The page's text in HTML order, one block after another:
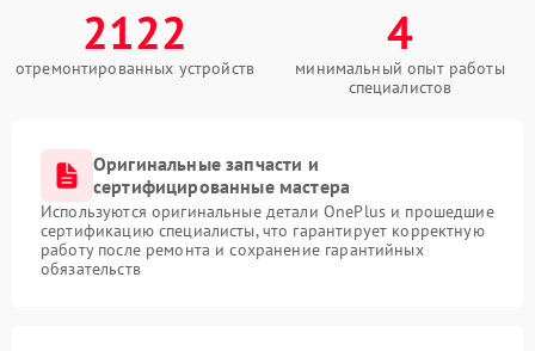
2122
отремонтированных устройств
4
минимальный опыт работы
специалистов
Оригинальные запчасти и
сертифицированные мастера
Используются оригинальные детали OnePlus и прошедшие
сертификацию специалисты, что гарантирует корректную
работу после ремонта и сохранение гарантийных
обязательств